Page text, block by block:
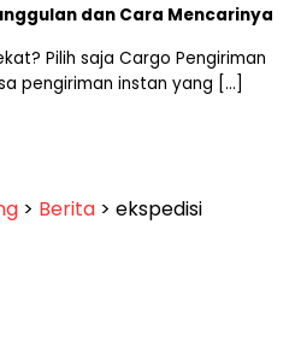
dan Cara Mencarinya
Pilih saja Cargo Pengiriman
pengiriman instan yang [...]
> Berita > ekspedisi